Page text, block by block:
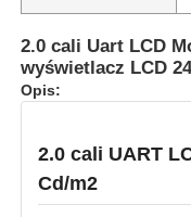
2.0 cali Uart LCD
wyświetlacz LCD
Opis:
2.0 cali UART
Cd/m2